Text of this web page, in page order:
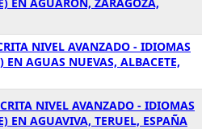
NIVEL AVANZADO - IDIOMAS
AGUAS NUEVAS, ALBACETE,
NIVEL AVANZADO - IDIOMAS
EN AGUAVIVA, TERUEL, ESPAÑA